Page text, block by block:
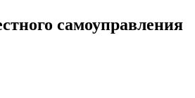
самоуправления